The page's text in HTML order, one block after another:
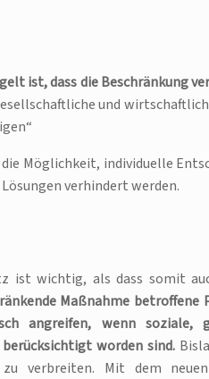
ist, dass die Beschränkung
und
Möglichkeit, individuelle
verhindert werden.
ist wichtig, als dass somit
Maßnahme betroffene
angreifen, wenn soziale,
worden sind.
verbreiten. Mit dem